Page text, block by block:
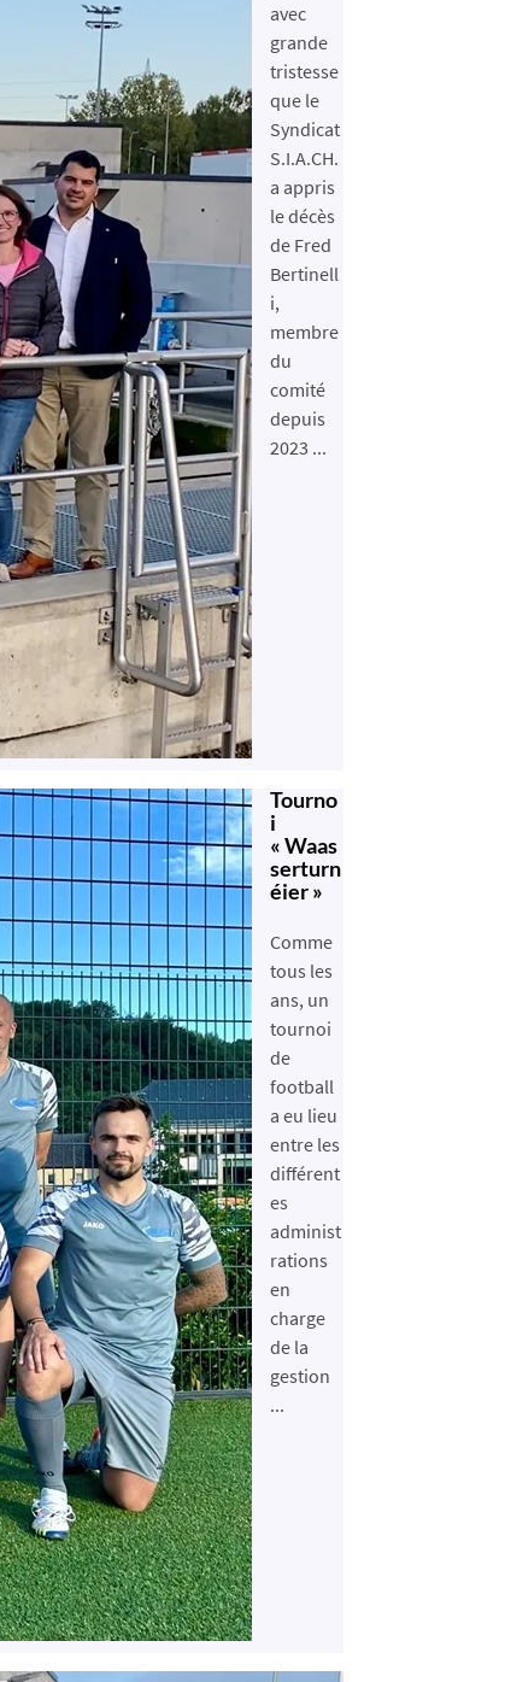
avec
grande
tristesse
que le
Syndicat
S.I.A.CH.
a appris
le décès
de Fred
Bertinell
i,
membre
du
comité
depuis
2023 ...
Tourno
i
« Waas
serturn
éier »
Comme
tous les
ans, un
tournoi
de
football
a eu lieu
entre les
différent
es
administ
rations
en
charge
de la
gestion
...